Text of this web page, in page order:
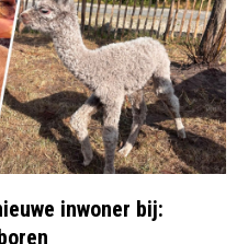
inwoner bij: